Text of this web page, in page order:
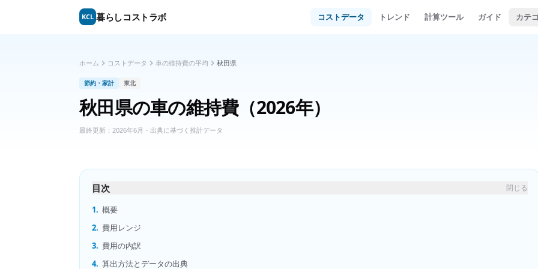
KCL 暮らしコストラボ コストデータ トレンド 計算ツール ガイド カテ
ホーム コストデータ 車の維持費の平均 秋田県
節約・家計 東北
秋田県の車の維持費（2026年）
最終更新： 2026年6月 ・出典に基づく推計データ
目次 閉じる
1. 概要
2. 費用レンジ
3. 費用の内訳
4. 算出方法とデータの出典